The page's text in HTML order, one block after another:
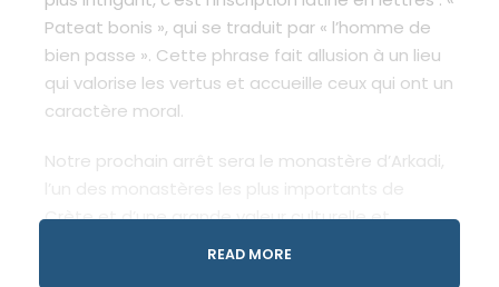
Pateat bonis », qui se traduit par « l’homme de
bien passe ». Cette phrase fait allusion à un lieu
qui valorise les vertus et accueille ceux qui ont un
caractère moral.
Notre prochain arrêt sera le monastère d’Arkadi,
Crète et d’une grande valeur culturelle et
historique. Il est réputé pour son architecture
READ MORE